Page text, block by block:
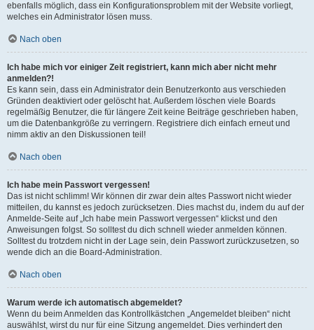
ebenfalls möglich, dass ein Konfigurationsproblem mit der Website vorliegt,
welches ein Administrator lösen muss.
Nach oben
Ich habe mich vor einiger Zeit registriert, kann mich aber nicht mehr
anmelden?!
Es kann sein, dass ein Administrator dein Benutzerkonto aus verschieden
Gründen deaktiviert oder gelöscht hat. Außerdem löschen viele Boards
regelmäßig Benutzer, die für längere Zeit keine Beiträge geschrieben haben,
um die Datenbankgröße zu verringern. Registriere dich einfach erneut und
nimm aktiv an den Diskussionen teil!
Nach oben
Ich habe mein Passwort vergessen!
Das ist nicht schlimm! Wir können dir zwar dein altes Passwort nicht wieder
mitteilen, du kannst es jedoch zurücksetzen. Dies machst du, indem du auf der
Anmelde-Seite auf „Ich habe mein Passwort vergessen“ klickst und den
Anweisungen folgst. So solltest du dich schnell wieder anmelden können.
Solltest du trotzdem nicht in der Lage sein, dein Passwort zurückzusetzen, so
wende dich an die Board-Administration.
Nach oben
Warum werde ich automatisch abgemeldet?
Wenn du beim Anmelden das Kontrollkästchen „Angemeldet bleiben“ nicht
auswählst, wirst du nur für eine Sitzung angemeldet. Dies verhindert den